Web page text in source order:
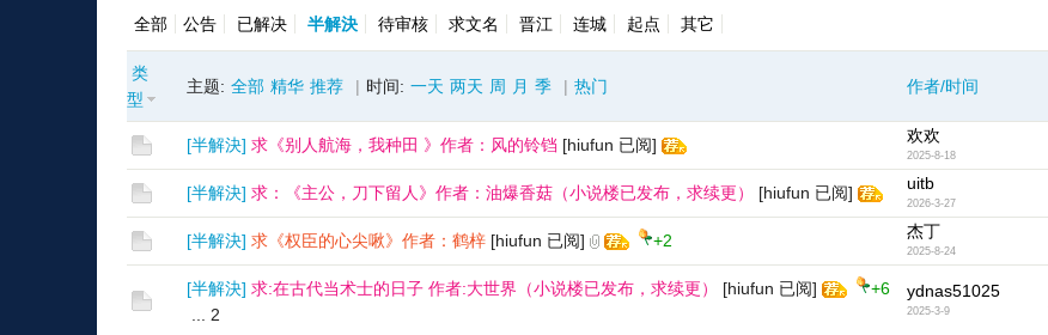
全部 公告 已解决 半解決 待审核 求文名 晋江 连城 起点 其它
类
型
主题: 全部 精华 推荐 | 时间: 一天 两天 周 月 季 | 热门 作者/时间
[半解決] 求《别人航海，我种田 》作者：风的铃铛 [hiufun 已阅] 欢欢
2025-8-18
[半解決] 求：《主公，刀下留人》作者：油爆香菇（小说楼已发布，求续更） [hiufun 已阅] uitb
2026-3-27
[半解決] 求《权臣的心尖啾》作者：鹤梓 [hiufun 已阅] +2 杰丁
2025-8-24
[半解決] 求:在古代当术士的日子 作者:大世界（小说楼已发布，求续更） [hiufun 已阅]
+6
2
ydnas51025
2025-3-9